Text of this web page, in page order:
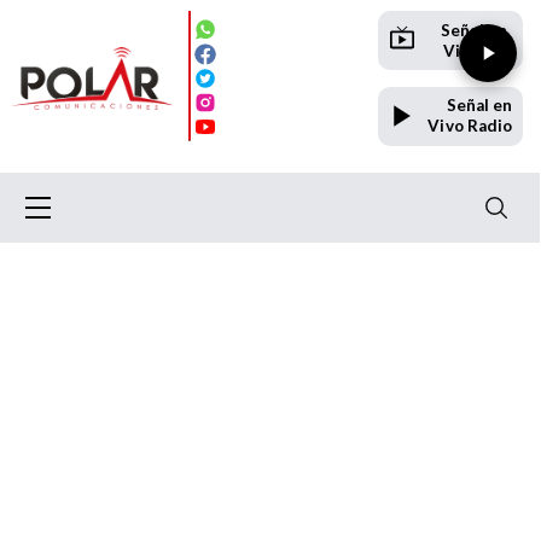
Señal en
Vivo TV
Señal en
Vivo Radio